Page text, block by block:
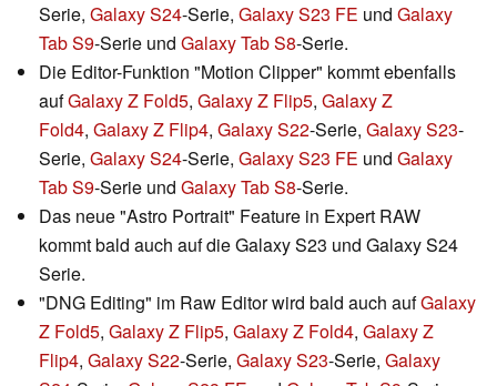
Serie, Galaxy S24-Serie, Galaxy S23 FE und Galaxy
Tab S9-Serie und Galaxy Tab S8-Serie.
Die Editor-Funktion "Motion Clipper" kommt ebenfalls
aufGalaxy Z Fold5, Galaxy Z Flip5, Galaxy Z
Fold4, Galaxy Z Flip4, Galaxy S22-Serie, Galaxy S23-
Serie, Galaxy S24-Serie, Galaxy S23 FE und Galaxy
Tab S9-Serie und Galaxy Tab S8-Serie.
Das neue "Astro Portrait" Feature in Expert RAW
kommt bald auch auf die Galaxy S23 und Galaxy S24
Serie.
"DNG Editing" im Raw Editor wird bald auch aufGalaxy
Z Fold5, Galaxy Z Flip5, Galaxy Z Fold4, Galaxy Z
Flip4, Galaxy S22-Serie, Galaxy S23-Serie, Galaxy